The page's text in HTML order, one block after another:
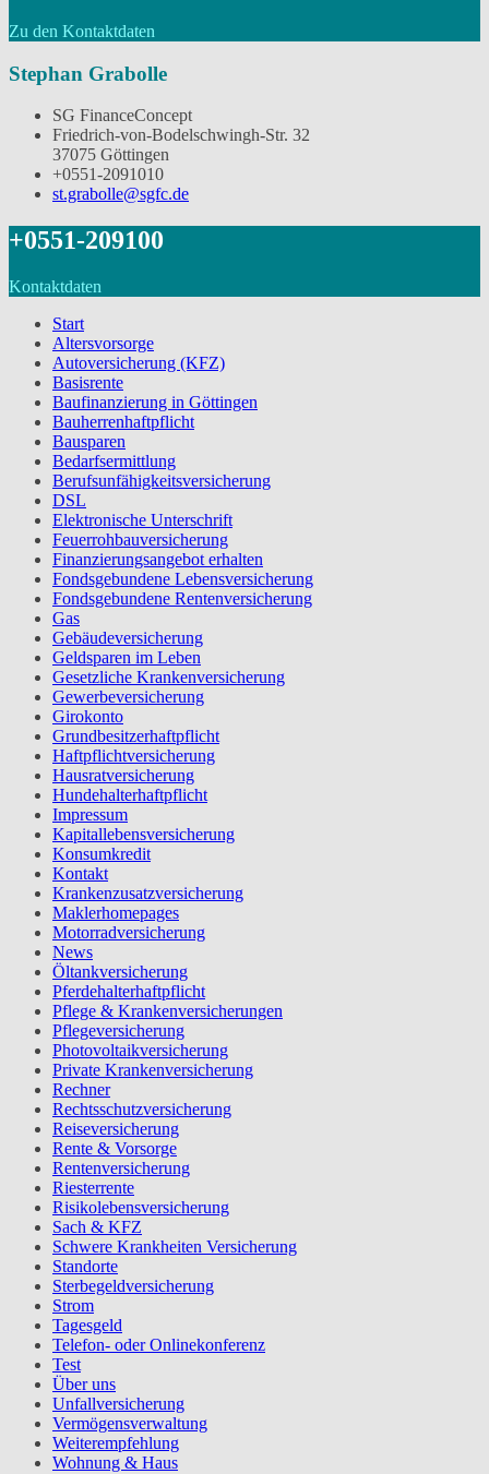
Zu den Kontaktdaten
Stephan Grabolle
SG FinanceConcept
Friedrich-von-Bodelschwingh-Str. 32
37075 Göttingen
+0551-2091010
st.grabolle@sgfc.de
+0551-209100
Kontaktdaten
Start
Altersvorsorge
Autoversicherung (KFZ)
Basisrente
Baufinanzierung in Göttingen
Bauherrenhaftpflicht
Bausparen
Bedarfsermittlung
Berufs­unfähigkeitsversicherung
DSL
Elektronische Unterschrift
Feuerrohbauversicherung
Finanzierungsangebot erhalten
Fondsgebundene Lebensversicherung
Fondsgebundene Rentenversicherung
Gas
Gebäudeversicherung
Geldsparen im Leben
Gesetzliche Krankenversicherung
Gewerbeversicherung
Girokonto
Grundbesitzerhaftpflicht
Haftpflichtversicherung
Hausratversicherung
Hundehalterhaftpflicht
Impressum
Kapitallebensversicherung
Konsumkredit
Kontakt
Krankenzusatzversicherung
Maklerhomepages
Motorradversicherung
News
Öltankversicherung
Pferdehalterhaftpflicht
Pflege & Krankenversicherungen
Pflegeversicherung
Photovoltaikversicherung
Private Krankenversicherung
Rechner
Rechtsschutzversicherung
Reiseversicherung
Rente & Vorsorge
Rentenversicherung
Riesterrente
Risikolebensversicherung
Sach & KFZ
Schwere Krankheiten Versicherung
Standorte
Sterbegeldversicherung
Strom
Tagesgeld
Telefon- oder Onlinekonferenz
Test
Über uns
Unfallversicherung
Vermögensverwaltung
Weiterempfehlung
Wohnung & Haus